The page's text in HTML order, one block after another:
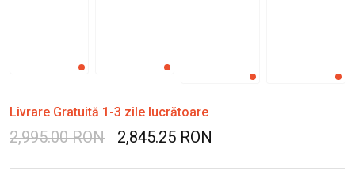
Livrare Gratuită 1-3 zile lucrătoare
2,995.00 RON 2,845.25 RON